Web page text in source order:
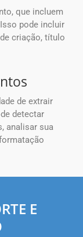
que incluem
pode incluir
criação, título
de extrair
detectar
analisar sua
E